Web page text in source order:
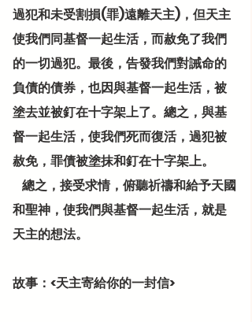
過犯和未受割損(罪)遠離天主)，但天主
使我們同基督一起生活，而赦免了我們
的一切過犯。最後，告發我們對誡命的
負債的債券，也因與基督一起生活，被
塗去並被釘在十字架上了。總之，與基
督一起生活，使我們死而復活，過犯被
赦免，罪債被塗抹和釘在十字架上。
和聖神，使我們與基督一起生活，就是
天主的想法。
故事：<天主寄給你的一封信>